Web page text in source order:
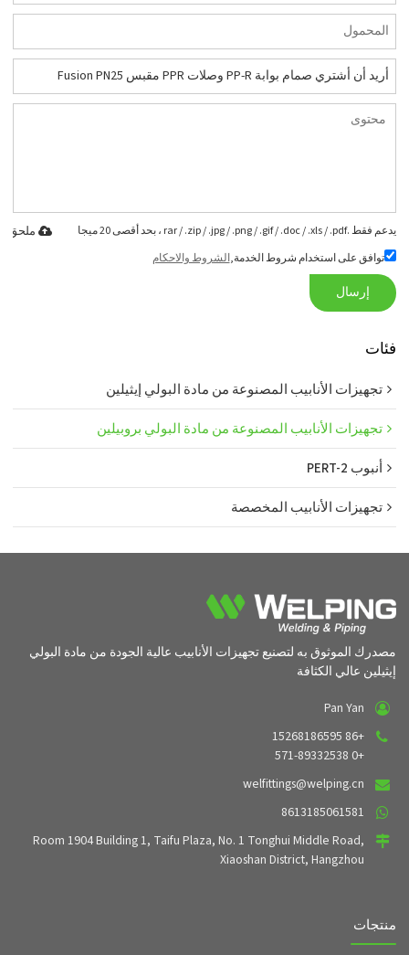
يدعم فقط .rar / .zip / .jpg / .png / .gif / .doc / .xls / .pdf ، بحد أقصى 20 ميجا ملحق
توافق على استخدام شروط الخدمة,الشروط والاحكام
إرسال
فئات
تجهيزات الأنابيب المصنوعة من مادة البولي إيثيلين
تجهيزات الأنابيب المصنوعة من مادة البولي بروبيلين
أنبوب PERT-2
تجهيزات الأنابيب المخصصة
مصدرك الموثوق به لتصنيع تجهيزات الأنابيب عالية الجودة من مادة البولي
إيثيلين عالي الكثافة
Pan Yan
+86 15268186595
+0 571-89332538
welfittings@welping.cn
8613185061581
Room 1904 Building 1, Taifu Plaza, No. 1 Tonghui Middle Road,
Xiaoshan District, Hangzhou
منتجات